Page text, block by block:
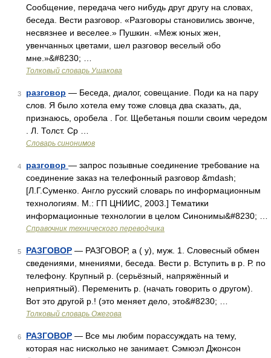
Сообщение, передача чего нибудь друг другу на словах,
беседа. Вести разговор. «Разговоры становились звонче,
несвязнее и веселее.» Пушкин. «Меж юных жен,
увенчанных цветами, шел разговор веселый обо
мне.»&#8230; …
Толковый словарь Ушакова
3 разговор — Беседа, диалог, совещание. Поди ка на пару
слов. Я было хотела ему тоже словца два сказать, да,
признаюсь, оробела . Гог. Щебетанья пошли своим чередом
. Л. Толст. Ср …
Словарь синонимов
4 разговор — запрос позывные соединение требование на
соединение заказ на телефонный разговор &mdash;
[Л.Г.Суменко. Англо русский словарь по информационным
технологиям. М.: ГП ЦНИИС, 2003.] Тематики
информационные технологии в целом Синонимы&#8230; …
Справочник технического переводчика
5 РАЗГОВОР — РАЗГОВОР, а ( у), муж. 1. Словесный обмен
сведениями, мнениями, беседа. Вести р. Вступить в р. Р. по
телефону. Крупный р. (серьёзный, напряжённый и
неприятный). Переменить р. (начать говорить о другом).
Вот это другой р.! (это меняет дело, это&#8230; …
Толковый словарь Ожегова
6 РАЗГОВОР — Все мы любим порассуждать на тему,
которая нас нисколько не занимает. Сэмюэл Джонсон